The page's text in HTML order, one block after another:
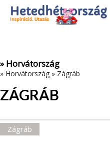
Az oldal sütiket (cookies)
Adatvédelmi tájékoztató
» Horvátország
» Horvátország » Zágráb
ZÁGRÁB
Zágráb